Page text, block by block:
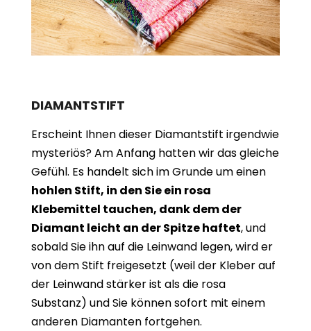
DIAMANTSTIFT
Erscheint Ihnen dieser Diamantstift irgendwie
mysteriös? Am Anfang hatten wir das gleiche
Gefühl. Es handelt sich im Grunde um einen
hohlen Stift, in den Sie ein rosa
Klebemittel tauchen, dank dem der
Diamant leicht an der Spitze haftet, und
sobald Sie ihn auf die Leinwand legen, wird er
von dem Stift freigesetzt (weil der Kleber auf
der Leinwand stärker ist als die rosa
Substanz) und Sie können sofort mit einem
anderen Diamanten fortgehen.